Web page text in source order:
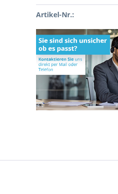
Artikel-Nr.: